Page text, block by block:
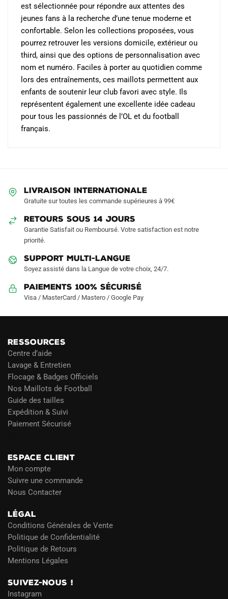
est sélectionnée pour répondre aux attentes des
jeunes fans à la recherche d’une tenue moderne et
confortable. Selon les collections proposées, vous
pourrez retrouver les versions domicile, extérieur ou
third, ainsi que des options de personnalisation avec
nom et numéro. Faciles à porter au quotidien comme
lors des entraînements, ces maillots permettent aux
enfants de soutenir leur club favori avec style. Ils
représentent également une excellente idée cadeau
pour tous les passionnés de l’OL et du football
français.
LIVRAISON INTERNATIONALE
Gratuite sur toutes les commande supérieures à 99€
RETOURS SOUS 14 JOURS
Garantie Satisfait ou Remboursé. Votre satisfaction est notre
priorité.
SUPPORT MULTI-LANGUE
Soyez assisté dans la Langue de votre choix, 24/7.
Paiements 100% Sécurisé
Visa / MasterCard / Mastero / Google Pay
RESSOURCES
Centre d’aide
Lavage & Entretien
Flocage & Badges Officiels
Nos Maillots de Football
Guide des tailles
Expédition & Suivi
Paiement Sécurisé
ESPACE CLIENT
Mon compte
Suivre une commande
Nous Contacter
LÉGAL
Conditions Générales de Vente
Politique de Confidentialité
Politique de Retours
Mentions Légales
SUIVEZ-NOUS !
Instagram